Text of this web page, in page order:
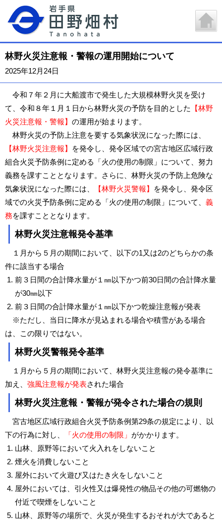
林野火災注意報・警報の運用開始について
2025年12月24日
令和７年２月に大船渡市で発生した大規模林野火災を受け
て、令和８年１月１日から林野火災の予防を目的とした
【林野
火災注意報・警報】 の運用が始まります。
林野火災の予防上注意を要する気象状況になった際には、
【林野火災注意報】
を発令し、発令区域での宮古地区広域行政
組合火災予防条例に定める「火の使用の制限」について、努力
義務を課すこととなります。さらに、林野火災の予防上危険な
気象状況になった際には、
【林野火災警報】
を発令し、発令区
域での火災予防条例に定める「火の使用の制限」について、 義
務を課すこととなります。
林野火災注意報発令基準
１月から５月の期間において、以下の1又は2のどちらかの条
件に該当する場合
前３日間の合計降水量が１㎜以下かつ前30日間の合計降水量
が30㎜以下
前３日間の合計降水量が１㎜以下かつ乾燥注意報が発表
※ただし、当日に降水が見込まれる場合や積雪がある場合
は、この限りではない。
林野火災警報発令基準
１月から５月の期間において、林野火災注意報の発令基準に
加え、 強風注意報が発表された場合
林野火災注意報・警報が発令された場合の規則
宮古地区広域行政組合火災予防条例第29条の規定により、以
下の行為に対し、
「火の使用の制限」 がかかります。
山林、原野等において火入れをしないこと
煙火を消費しないこと
屋外において火遊び又はたき火をしないこと
屋外においては、引火性又は爆発性の物品その他の可燃物の
付近で喫煙をしないこと
山林、原野等の場所で、火災が発生するおそれが大であると